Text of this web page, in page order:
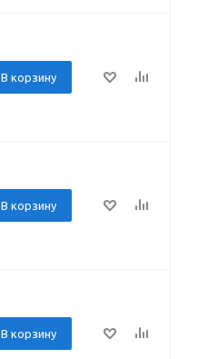
В корзину
В корзину
В корзину